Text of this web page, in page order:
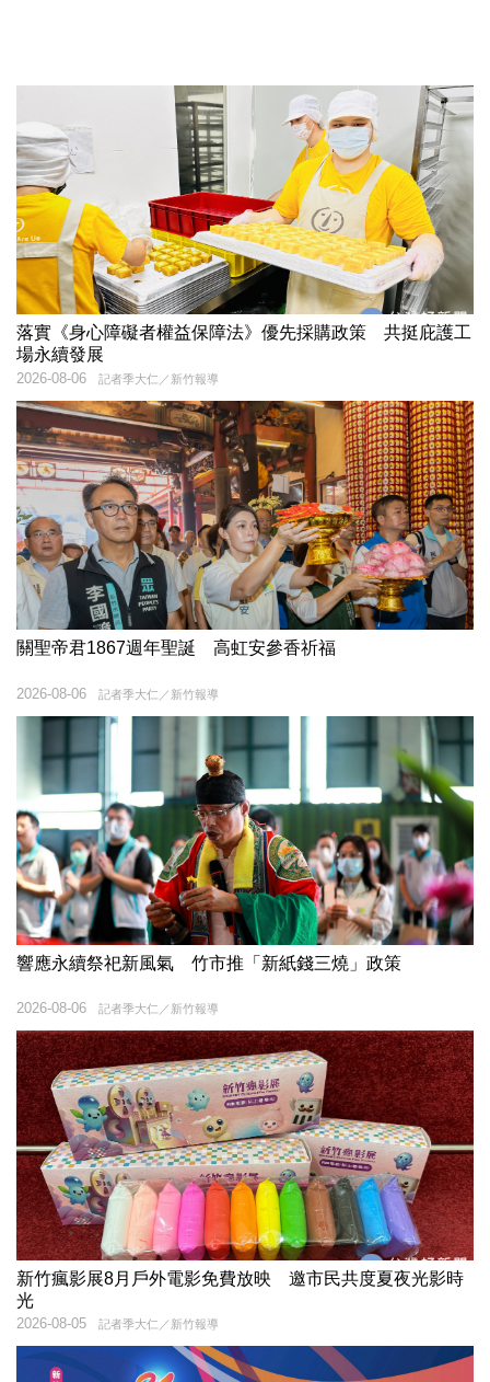
落實《身心障礙者權益保障法》優先採購政策 共挺庇護工
場永續發展
記者季大仁／新竹報導
2026-08-06
關聖帝君1867週年聖誕 高虹安參香祈福
記者季大仁／新竹報導
2026-08-06
響應永續祭祀新風氣 竹市推「新紙錢三燒」政策
記者季大仁／新竹報導
2026-08-06
新竹瘋影展8月戶外電影免費放映 邀市民共度夏夜光影時
光
記者季大仁／新竹報導
2026-08-05